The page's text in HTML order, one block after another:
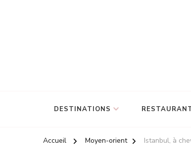
DESTINATIONS
Accueil Moyen-orient Istanbul, à